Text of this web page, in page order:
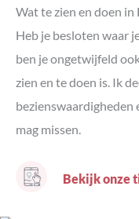
Wat te zien en doen in
Heb je besloten waar
ben je ongetwijfeld
zien en te doen is. Ik
bezienswaardigheden
mag missen.
Bekijk onze